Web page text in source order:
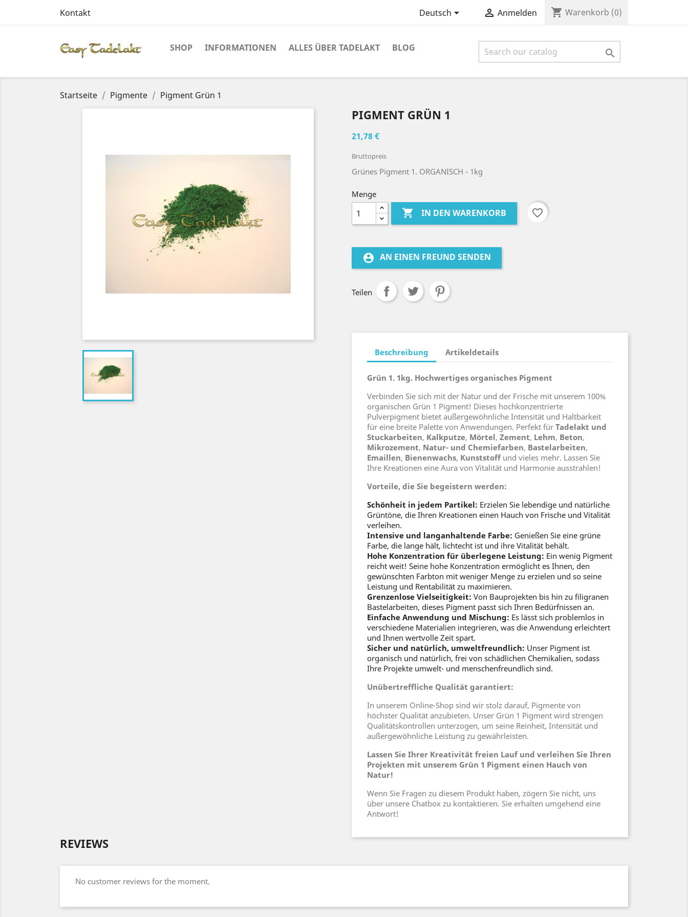
Kontakt Deutsch  Anmelden shopping_cart Warenkorb (0)
SHOP INFORMATIONEN ALLES ÜBER TADELAKT BLOG 
Startseite Pigmente Pigment Grün 1
PIGMENT GRÜN 1
21,78 €
Bruttopreis
Grünes Pigment 1. ORGANISCH - 1kg
Menge
 IN DEN WARENKORB favorite_border
account_circle AN EINEN FREUND SENDEN
Teilen
Beschreibung Artikeldetails
Grün 1. 1kg. Hochwertiges organisches Pigment
Verbinden Sie sich mit der Natur und der Frische mit unserem 100%
organischen Grün 1 Pigment! Dieses hochkonzentrierte
Pulverpigment bietet außergewöhnliche Intensität und Haltbarkeit
für eine breite Palette von Anwendungen. Perfekt für Tadelakt und
Stuckarbeiten, Kalkputze, Mörtel, Zement, Lehm, Beton,
Mikrozement, Natur- und Chemiefarben, Bastelarbeiten,
Emaillen, Bienenwachs, Kunststoffund vieles mehr. Lassen Sie
Ihre Kreationen eine Aura von Vitalität und Harmonie ausstrahlen!
Vorteile, die Sie begeistern werden:
Schönheit in jedem Partikel: Erzielen Sie lebendige und natürliche
Grüntöne, die Ihren Kreationen einen Hauch von Frische und Vitalität
verleihen.
Intensive und langanhaltende Farbe: Genießen Sie eine grüne
Farbe, die lange hält, lichtecht ist und ihre Vitalität behält.
Hohe Konzentration für überlegene Leistung: Ein wenig Pigment
reicht weit! Seine hohe Konzentration ermöglicht es Ihnen, den
gewünschten Farbton mit weniger Menge zu erzielen und so seine
Leistung und Rentabilität zu maximieren.
Grenzenlose Vielseitigkeit: Von Bauprojekten bis hin zu filigranen
Bastelarbeiten, dieses Pigment passt sich Ihren Bedürfnissen an.
Einfache Anwendung und Mischung: Es lässt sich problemlos in
verschiedene Materialien integrieren, was die Anwendung erleichtert
und Ihnen wertvolle Zeit spart.
Sicher und natürlich, umweltfreundlich: Unser Pigment ist
organisch und natürlich, frei von schädlichen Chemikalien, sodass
Ihre Projekte umwelt- und menschenfreundlich sind.
Unübertreffliche Qualität garantiert:
In unserem Online-Shop sind wir stolz darauf, Pigmente von
höchster Qualität anzubieten. Unser Grün 1 Pigment wird strengen
Qualitätskontrollen unterzogen, um seine Reinheit, Intensität und
außergewöhnliche Leistung zu gewährleisten.
Lassen Sie Ihrer Kreativität freien Lauf und verleihen Sie Ihren
Projekten mit unserem Grün 1 Pigment einen Hauch von
Natur!
Wenn Sie Fragen zu diesem Produkt haben, zögern Sie nicht, uns
über unsere Chatbox zu kontaktieren. Sie erhalten umgehend eine
Antwort!
REVIEWS
No customer reviews for the moment.